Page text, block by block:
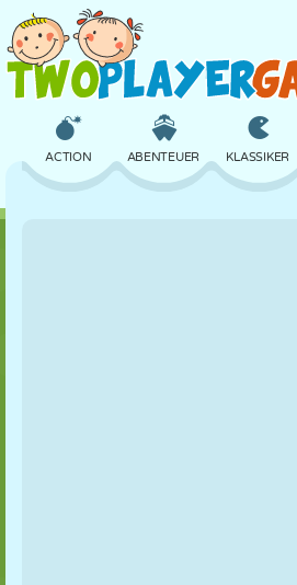
ACTION ABENTEUER KLASSIKER